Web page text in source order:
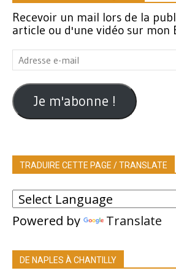
Recevoir un mail lors de la
article ou d'une vidéo sur mon
Adresse
e-
mail
Je m'abonne !
TRADUIRE CETTE PAGE / TRANSLATE
Powered by Translate
DE NAPLES À CHANTILLY